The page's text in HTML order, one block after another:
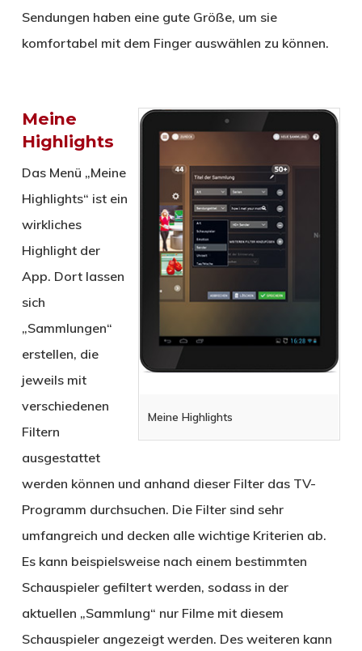
Sendungen haben eine gute Größe, um sie
komfortabel mit dem Finger auswählen zu können.
Meine Highlights
Meine
Highlights
Das Menü „Meine
Highlights“ ist ein
wirkliches
Highlight der
App. Dort lassen
sich
„Sammlungen“
erstellen, die
jeweils mit
verschiedenen
Filtern
ausgestattet
werden können und anhand dieser Filter das TV-
Programm durchsuchen. Die Filter sind sehr
umfangreich und decken alle wichtige Kriterien ab.
Es kann beispielsweise nach einem bestimmten
Schauspieler gefiltert werden, sodass in der
aktuellen „Sammlung“ nur Filme mit diesem
Schauspieler angezeigt werden. Des weiteren kann